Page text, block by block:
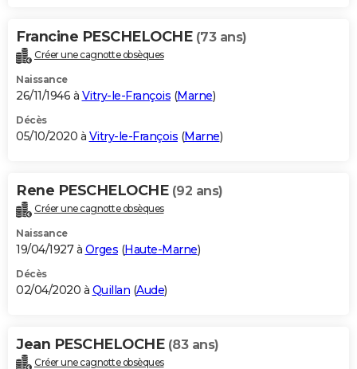
Bricolage
Lifestyle
Culture
Sport
Auto
Television
Voyage
Cinema
Francine PESCHELOCHE (73 ans)
Créer une cagnotte obsèques
Naissance
26/11/1946 à Vitry-le-François (Marne)
Décès
05/10/2020 à Vitry-le-François (Marne)
Rene PESCHELOCHE (92 ans)
Créer une cagnotte obsèques
Naissance
19/04/1927 à Orges (Haute-Marne)
Décès
02/04/2020 à Quillan (Aude)
Jean PESCHELOCHE (83 ans)
Créer une cagnotte obsèques